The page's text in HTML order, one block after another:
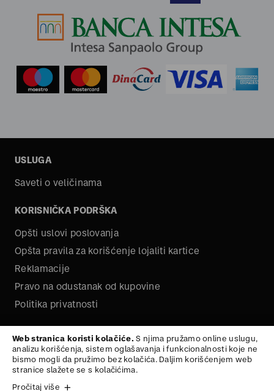
USLUGA
Saveti o veličinama
KORISNIČKA PODRŠKA
Opšti uslovi poslovanja
Opšta pravila za korišćenje lojaliti kartice
Reklamacije
Pravo na odustanak od kupovine
Politika privatnosti
Kariera
Web stranica koristi kolačiće. S njima pružamo online uslugu,
analizu korišćenja, sistem oglašavanja i funkcionalnosti koje ne
bismo mogli da pružimo bez kolačića. Daljim korišćenjem web
stranice slažete se s kolačićima.
Pročitaj više